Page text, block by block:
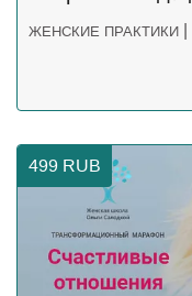
ЖЕНСКИЕ ПРАКТИКИ |
499 RUB